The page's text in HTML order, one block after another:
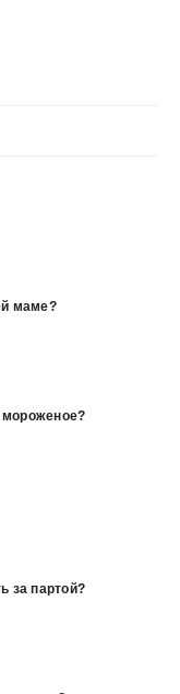
маме?
за партой?